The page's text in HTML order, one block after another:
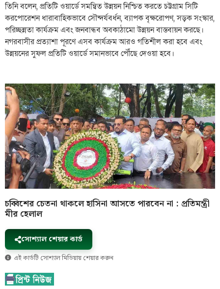
তিনি বলেন, প্রতিটি ওয়ার্ডে সমন্বিত উন্নয়ন নিশ্চিত করতে চট্টগ্রাম সিটি
করপোরেশন ধারাবাহিকভাবে সৌন্দর্যবর্ধন, ব্যাপক বৃক্ষরোপণ, সড়ক সংস্কার,
পরিচ্ছন্নতা কার্যক্রম এবং জনবান্ধব অবকাঠামো উন্নয়ন বাস্তবায়ন করছে।
নগরবাসীর প্রত্যাশা পূরণে এসব কার্যক্রম আরও গতিশীল করা হবে এবং
উন্নয়নের সুফল প্রতিটি ওয়ার্ডে সমানভাবে পৌঁছে দেওয়া হবে।
চব্বিশের চেতনা থাকলে হাসিনা আসতে পারবেন না : প্রতিমন্ত্রী
মীর হেলাল
সোশ্যাল শেয়ার কার্ড
এই কার্ডটি সোশ্যাল মিডিয়ায় শেয়ার করুন